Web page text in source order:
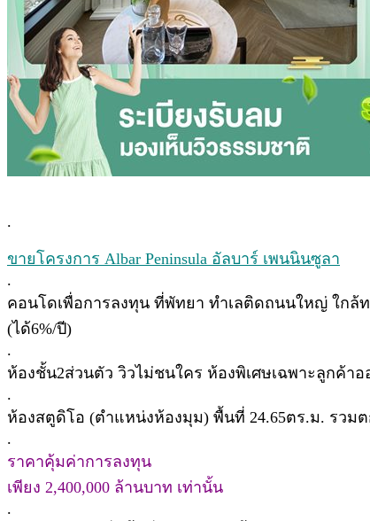
.
ขายโครงการ Albar Peninsula อัลบาร์ เพนนินซูลา
.
คอนโดเพื่อการลงทุน ที่พัทยา ทำเลติดถนนใหญ่ ใกล้
(ได้6%/ปี)
.
ห้องชั้น2ส่วนตัว วิวไม่ชนใคร ห้องพิเศษเฉพาะลูกค้าอ
.
ห้องสตูดิโอ (ตำแหน่งห้องมุม) พื้นที่ 24.65ตร.ม. รวม
.
ราคาคุ้มค่าการลงทุน
เพียง 2,400,000 ล้านบาท เท่านั้น
.